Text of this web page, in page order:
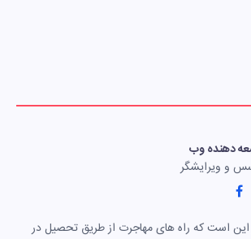
دهنده وب
و ویرایشگر
است که راه های مهاجرت از طریق تحصیل در